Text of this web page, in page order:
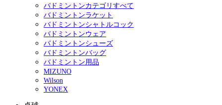
バドミントンカテゴリすべて
バドミントンラケット
バドミントンシャトルコック
バドミントンウェア
バドミントンシューズ
バドミントンバッグ
バドミントン用品
MIZUNO
Wilson
YONEX